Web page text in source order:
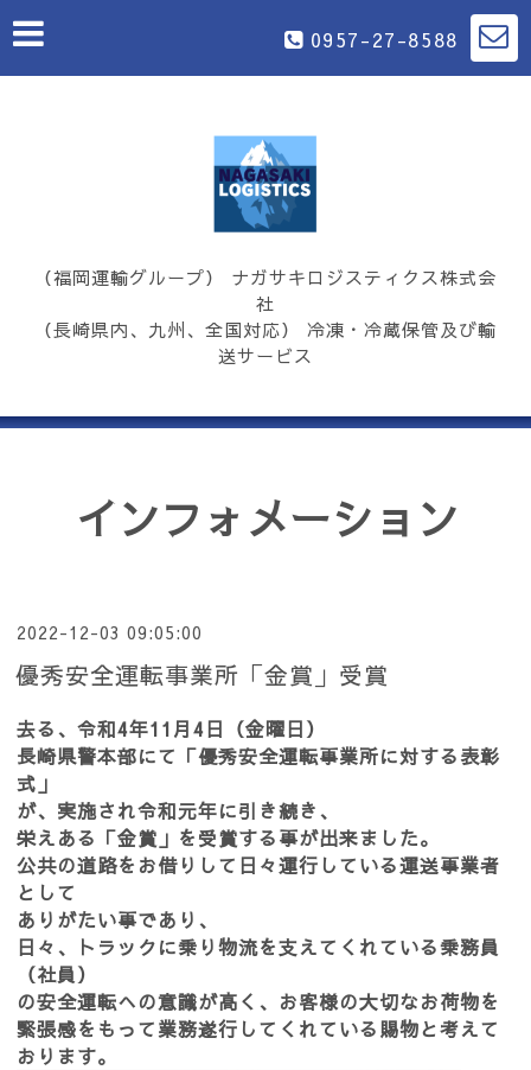
0957-27-8588
（福岡運輸グループ） ナガサキロジスティクス株式会
社
（長崎県内、九州、全国対応） 冷凍・冷蔵保管及び輸
送サービス
インフォメーション
2022-12-03 09:05:00
優秀安全運転事業所「金賞」受賞
去る、令和4年11月4日（金曜日）
長崎県警本部にて「優秀安全運転事業所に対する表彰
式」
が、実施され令和元年に引き続き、
栄えある「金賞」を受賞する事が出来ました。
公共の道路をお借りして日々運行している運送事業者
として
ありがたい事であり、
日々、トラックに乗り物流を支えてくれている乗務員
（社員）
の安全運転への意識が高く、お客様の大切なお荷物を
緊張感をもって業務遂行してくれている賜物と考えて
おります。